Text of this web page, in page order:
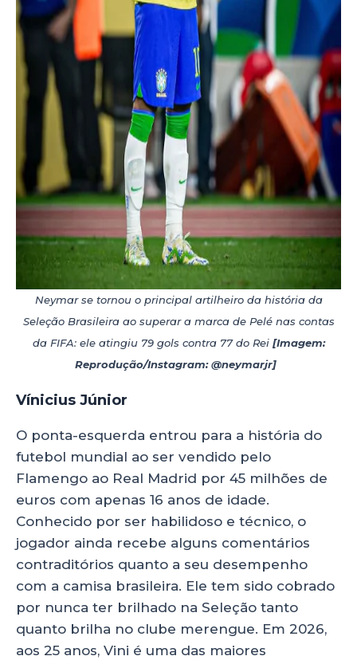
Neymar se tornou o principal artilheiro da história da
Seleção Brasileira ao superar a marca de Pelé nas contas
da FIFA: ele atingiu 79 gols contra 77 do Rei [Imagem:
Reprodução/Instagram: @neymarjr]
Vínicius Júnior
O ponta-esquerda entrou para a história do
futebol mundial ao ser vendido pelo
Flamengo ao Real Madrid por 45 milhões de
euros com apenas 16 anos de idade.
Conhecido por ser habilidoso e técnico, o
jogador ainda recebe alguns comentários
contraditórios quanto a seu desempenho
com a camisa brasileira. Ele tem sido cobrado
por nunca ter brilhado na Seleção tanto
quanto brilha no clube merengue. Em 2026,
aos 25 anos, Vini é uma das maiores